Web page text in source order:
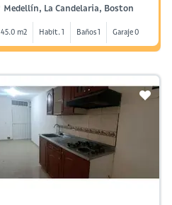
Medellín, La Candelaria, Boston
45.0 m2 Habit. 1 Baños 1 Garaje 0